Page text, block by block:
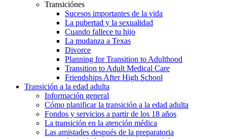
Consejos y estrategias para la salud bucal
Problemas para comer
Transiciónes
Sucesos importantes de la vida
La pubertad y la sexualidad
Cuando fallece tu hijo
La mudanza a Texas
Divorce
Planning for Transition to Adulthood
Transition to Adult Medical Care
Friendships After High School
Transición a la edad adulta
Información general
Cómo planificar la transición a la edad adulta
Fondos y servicios a partir de los 18 años